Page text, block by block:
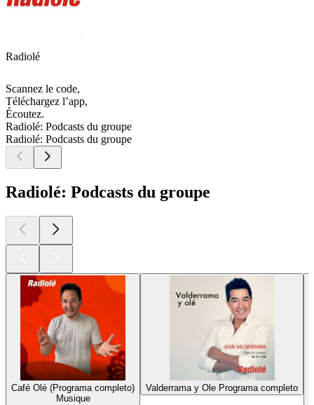
Radiolé
Scannez le code,
Téléchargez l’app,
Écoutez.
Radiolé: Podcasts du groupe
Radiolé: Podcasts du groupe
Radiolé: Podcasts du groupe
Café Olé (Programa completo)
Musique
Valderrama y Ole Programa completo